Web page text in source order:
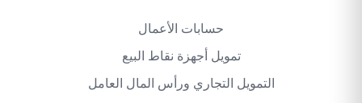
حسابات الأعمال
تمويل أجهزة نقاط البيع
التمويل التجاري ورأس المال العامل